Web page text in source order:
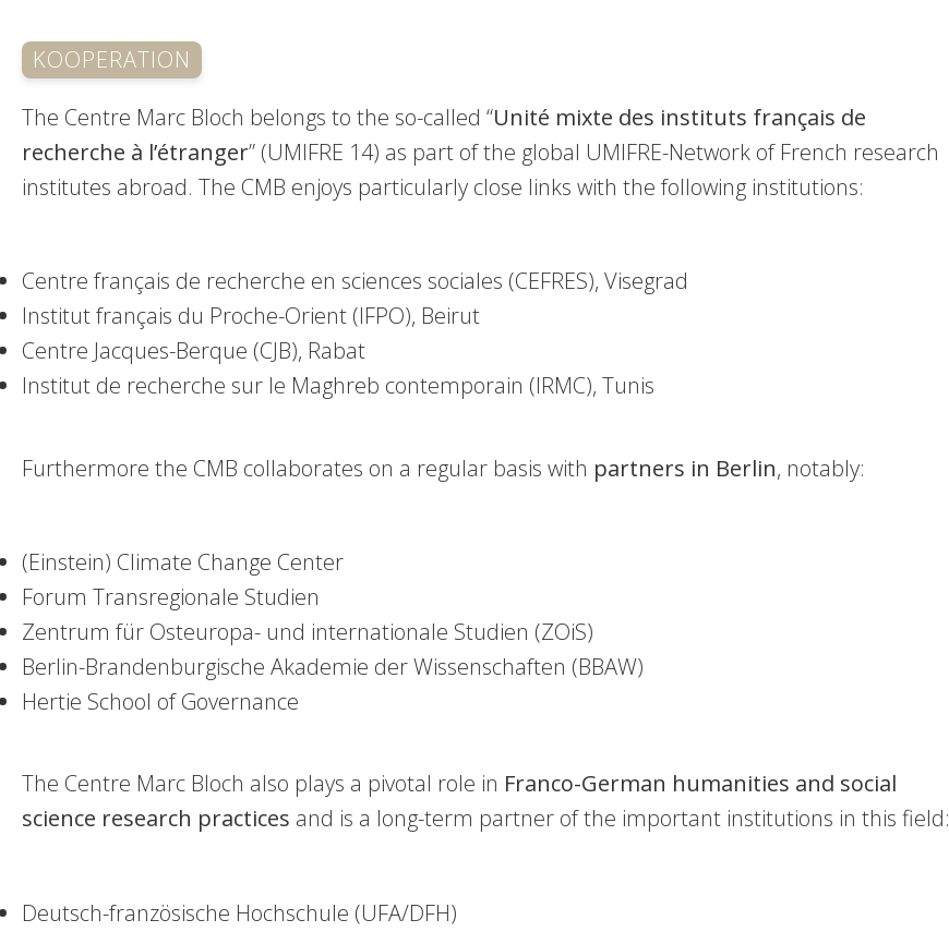
KOOPERATION
The Centre Marc Bloch belongs to the so-called “Unité mixte des instituts français de
recherche à l’étranger” (UMIFRE 14) as part of the global UMIFRE-Network of French research
institutes abroad. The CMB enjoys particularly close links with the following institutions:
Centre français de recherche en sciences sociales (CEFRES), Visegrad
Institut français du Proche-Orient (IFPO), Beirut
Centre Jacques-Berque (CJB), Rabat
Institut de recherche sur le Maghreb contemporain (IRMC), Tunis
Furthermore the CMB collaborates on a regular basis with partners in Berlin, notably:
(Einstein) Climate Change Center
Forum Transregionale Studien
Zentrum für Osteuropa- und internationale Studien (ZOiS)
Berlin-Brandenburgische Akademie der Wissenschaften (BBAW)
Hertie School of Governance
The Centre Marc Bloch also plays a pivotal role in Franco-German humanities and social
science research practices and is a long-term partner of the important institutions in this field:
Deutsch-französische Hochschule (UFA/DFH)